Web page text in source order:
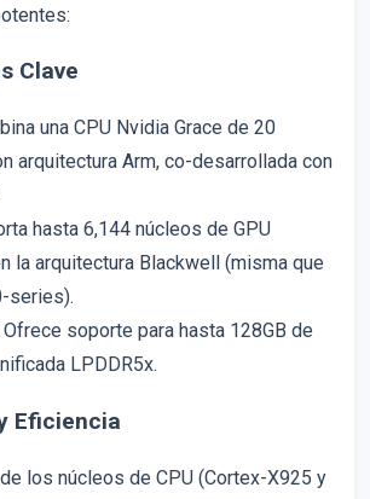
Clave
una CPU Nvidia Grace de 20
arquitectura Arm, co-desarrollada con
hasta 6,144 núcleos de GPU
la arquitectura Blackwell (misma que
series).
Ofrece soporte para hasta 128GB de
LPDDR5x.
Eficiencia
los núcleos de CPU (Cortex-X925 y